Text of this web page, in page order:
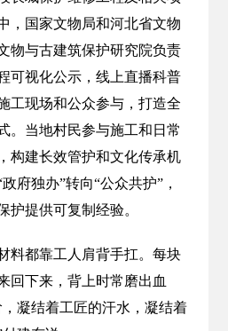
，国家文物局和河北省文物
物与古建筑保护研究院负责
可视化公示，线上直播科普
工现场和公众参与，打造全
。当地村民参与施工和日常
构建长效管护和文化传承机
府独办”转向“公众共护”，
护提供可复制经验。
都靠工人肩背手扛。每块
回下来，背上时常磨出血
凝结着工匠的汗水，凝结着